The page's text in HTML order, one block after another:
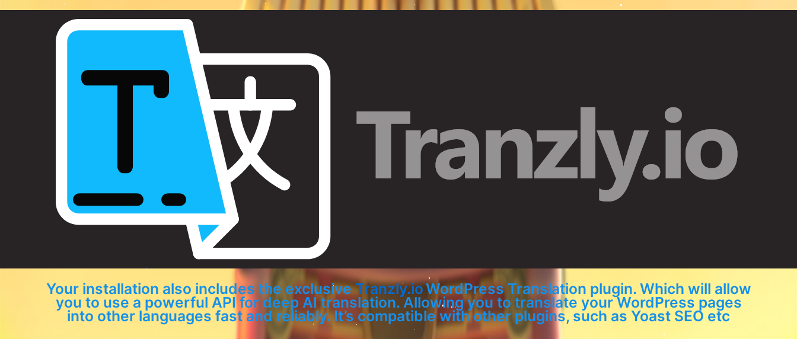
Your installation also includes the exclusiveTranzly.ioWordPress Translation plugin. Which will allow
you to use a powerful API for deep AI translation. Allowing you to translate your WordPress pages
into other languages fast and reliably. It’s compatible with other plugins, such as Yoast SEO etc